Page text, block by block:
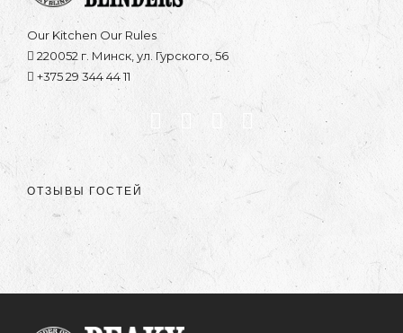
Our Kitchen Our Rules
220052 г. Минск, ул. Гурского, 56
+375 29 344 44 11
ОТЗЫВЫ ГОСТЕЙ